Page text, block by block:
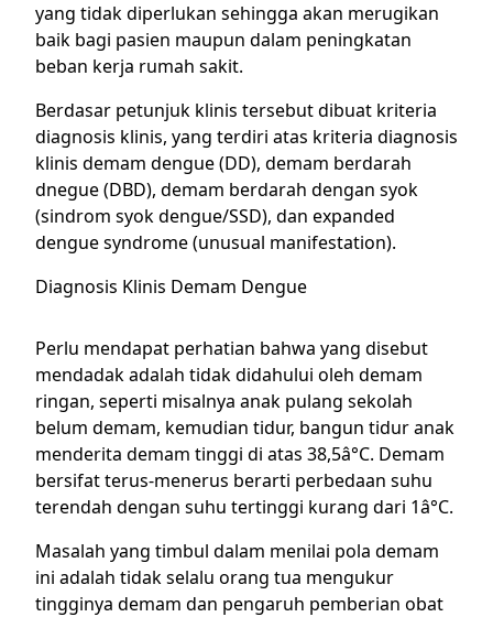
yang tidak diperlukan sehingga akan merugikan
baik bagi pasien maupun dalam peningkatan
beban kerja rumah sakit.
Berdasar petunjuk klinis tersebut dibuat kriteria
diagnosis klinis, yang terdiri atas kriteria diagnosis
klinis demam dengue (DD), demam berdarah
dnegue (DBD), demam berdarah dengan syok
(sindrom syok dengue/SSD), dan expanded
dengue syndrome (unusual manifestation).
Diagnosis Klinis Demam Dengue
Perlu mendapat perhatian bahwa yang disebut
mendadak adalah tidak didahului oleh demam
ringan, seperti misalnya anak pulang sekolah
belum demam, kemudian tidur, bangun tidur anak
menderita demam tinggi di atas 38,5â°C. Demam
bersifat terus-menerus berarti perbedaan suhu
terendah dengan suhu tertinggi kurang dari 1â°C.
Masalah yang timbul dalam menilai pola demam
ini adalah tidak selalu orang tua mengukur
tingginya demam dan pengaruh pemberian obat